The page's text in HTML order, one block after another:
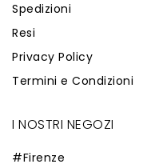
Spedizioni
Resi
Privacy Policy
Termini e Condizioni
I NOSTRI NEGOZI
#Firenze